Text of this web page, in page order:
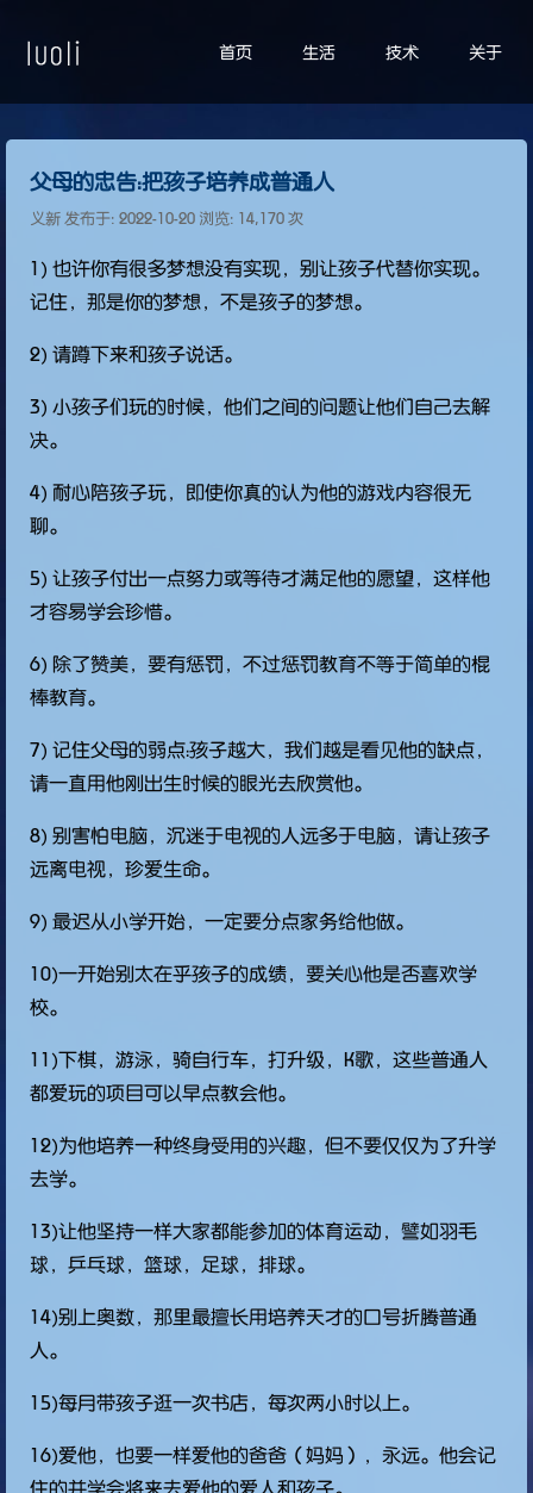
首页 生活 技术 关于
父母的忠告：把孩子培养成普通人
义新 发布于: 2022-10-20 浏览: 14,170 次
1) 也许你有很多梦想没有实现，别让孩子代替你实现。
记住，那是你的梦想，不是孩子的梦想。
2) 请蹲下来和孩子说话。
3) 小孩子们玩的时候，他们之间的问题让他们自己去解
决。
4) 耐心陪孩子玩，即使你真的认为他的游戏内容很无
聊。
5) 让孩子付出一点努力或等待才满足他的愿望，这样他
才容易学会珍惜。
6) 除了赞美，要有惩罚，不过惩罚教育不等于简单的棍
棒教育。
7) 记住父母的弱点：孩子越大，我们越是看见他的缺点，
请一直用他刚出生时候的眼光去欣赏他。
8) 别害怕电脑，沉迷于电视的人远多于电脑，请让孩子
远离电视，珍爱生命。
9) 最迟从小学开始，一定要分点家务给他做。
10)一开始别太在乎孩子的成绩，要关心他是否喜欢学
校。
11)下棋，游泳，骑自行车，打升级，K歌，这些普通人
都爱玩的项目可以早点教会他。
12)为他培养一种终身受用的兴趣，但不要仅仅为了升学
去学。
13)让他坚持一样大家都能参加的体育运动，譬如羽毛
球，乒乓球，篮球，足球，排球。
14)别上奥数，那里最擅长用培养天才的口号折腾普通
人。
15)每月带孩子逛一次书店，每次两小时以上。
16)爱他，也要一样爱他的爸爸（妈妈），永远。他会记
住的并学会将来去爱他的爱人和孩子。